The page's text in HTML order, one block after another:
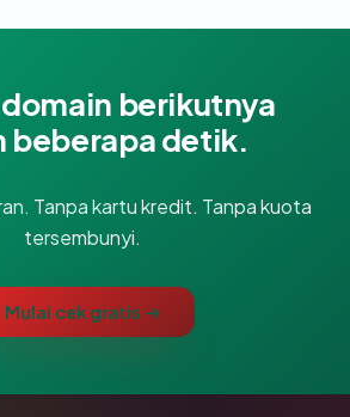
berikutnya
beberapa detik.
Tanpa kartu kredit. Tanpa kuota
tersembunyi.
Mulai cek gratis →